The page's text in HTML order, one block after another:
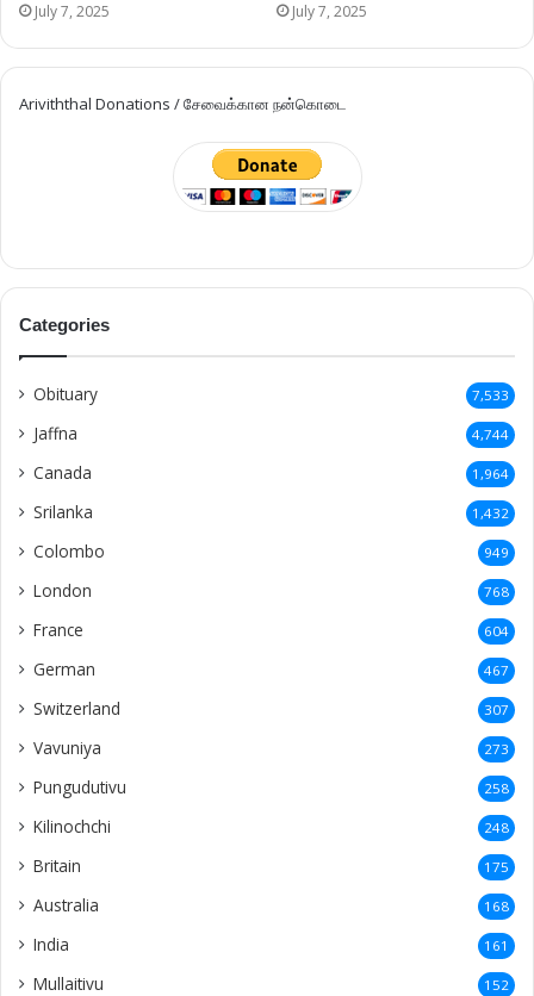
July 7, 2025 July 7, 2025
Ariviththal Donations / சேவைக்கான நன்கொடை
Categories
Obituary 7,533
Jaffna 4,744
Canada 1,964
Srilanka 1,432
Colombo 949
London 768
France 604
German 467
Switzerland 307
Vavuniya 273
Pungudutivu 258
Kilinochchi 248
Britain 175
Australia 168
India 161
Mullaitivu 152